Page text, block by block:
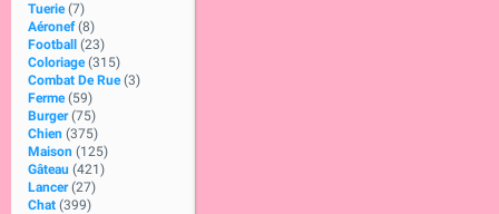
Tuerie (7)
Aéronef (8)
Football
(23)
Coloriage (315)
Combat De Rue (3)
Ferme (59)
Burger (75)
Chien (375)
Maison (125)
Gâteau (421)
Lancer (27)
Chat (399)